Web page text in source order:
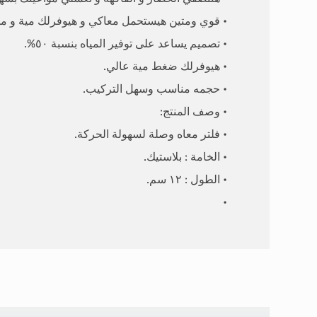
• قوي ومتين هيستحمل معاكي و هيوفرلك مية و
• تصميم يساعد على توفير المياه بنسبة ٥٠%.
• هيوفرلك ضغط مية عالي.
• حجمه مناسب وسهل التركيب.
• وصف المنتج:
• فلتر معاه وصلة لسهولة الحركة.
• الخامة : بلاستيك.
• الطول : ١٢ سم.
•